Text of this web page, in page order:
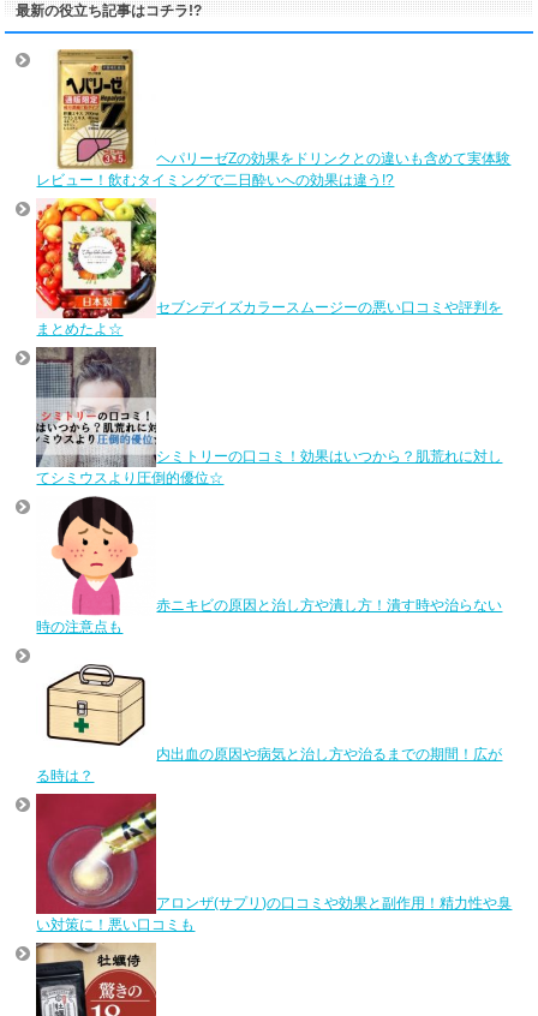
最新の役立ち記事はコチラ!?
ヘパリーゼZの効果をドリンクとの違いも含めて実体験
レビュー！飲むタイミングで二日酔いへの効果は違う!?
セブンデイズカラースムージーの悪い口コミや評判を
まとめたよ☆
シミトリーの口コミ！効果はいつから？肌荒れに対し
てシミウスより圧倒的優位☆
赤ニキビの原因と治し方や潰し方！潰す時や治らない
時の注意点も
内出血の原因や病気と治し方や治るまでの期間！広が
る時は？
アロンザ(サプリ)の口コミや効果と副作用！精力性や臭
い対策に！悪い口コミも